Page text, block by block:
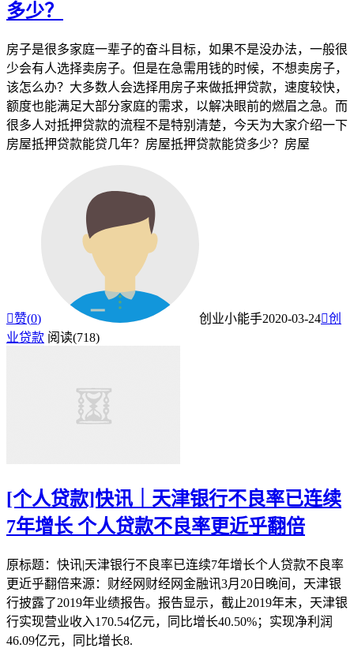
多少？
房子是很多家庭一辈子的奋斗目标，如果不是没办法，一般很
少会有人选择卖房子。但是在急需用钱的时候，不想卖房子，
该怎么办？大多数人会选择用房子来做抵押贷款，速度较快，
额度也能满足大部分家庭的需求，以解决眼前的燃眉之急。而
很多人对抵押贷款的流程不是特别清楚，今天为大家介绍一下
房屋抵押贷款能贷几年？房屋抵押贷款能贷多少？房屋
赞(0) 创业小能手2020-03-24创
业贷款 阅读(718)
[个人贷款]快讯｜天津银行不良率已连续
7年增长 个人贷款不良率更近乎翻倍
原标题：快讯|天津银行不良率已连续7年增长个人贷款不良率
更近乎翻倍来源：财经网财经网金融讯3月20日晚间，天津银
行披露了2019年业绩报告。报告显示，截止2019年末，天津银
行实现营业收入170.54亿元，同比增长40.50%；实现净利润
46.09亿元，同比增长8.